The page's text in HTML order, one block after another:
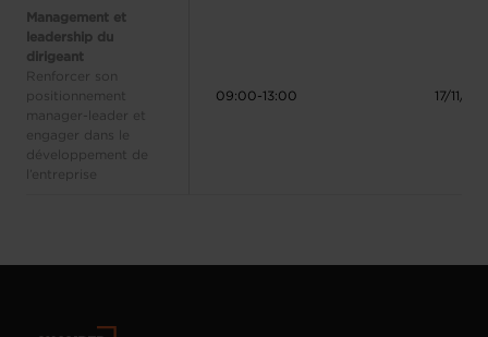
Management et
leadership du
dirigeant
Renforcer son
positionnement
manager-leader et
engager dans le
développement de
l’entreprise
09:00-13:00 17/11/